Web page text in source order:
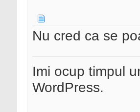
Nu cred ca se
Imi ocup timpul
WordPress.